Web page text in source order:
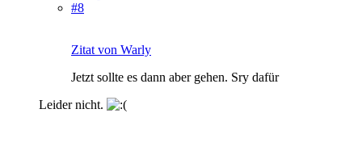
#8
Zitat von Warly
Jetzt sollte es dann aber gehen. Sry dafür
Leider nicht.